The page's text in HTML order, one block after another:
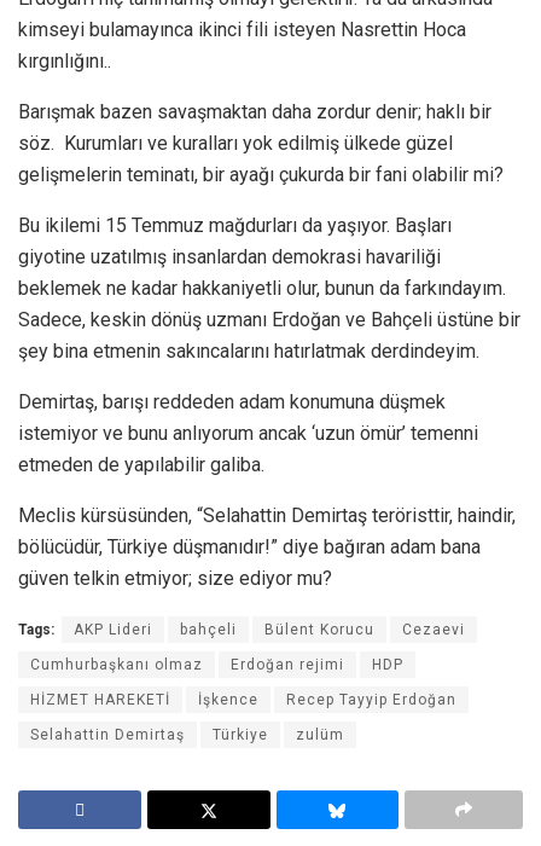
kimseyi bulamayınca ikinci fili isteyen Nasrettin Hoca
kırgınlığını..
Barışmak bazen savaşmaktan daha zordur denir; haklı bir
söz. Kurumları ve kuralları yok edilmiş ülkede güzel
gelişmelerin teminatı, bir ayağı çukurda bir fani olabilir mi?
Bu ikilemi 15 Temmuz mağdurları da yaşıyor. Başları
giyotine uzatılmış insanlardan demokrasi havariliği
beklemek ne kadar hakkaniyetli olur, bunun da farkındayım.
Sadece, keskin dönüş uzmanı Erdoğan ve Bahçeli üstüne bir
şey bina etmenin sakıncalarını hatırlatmak derdindeyim.
Demirtaş, barışı reddeden adam konumuna düşmek
istemiyor ve bunu anlıyorum ancak ‘uzun ömür’ temenni
etmeden de yapılabilir galiba.
Meclis kürsüsünden, “Selahattin Demirtaş teröristtir, haindir,
bölücüdür, Türkiye düşmanıdır!” diye bağıran adam bana
güven telkin etmiyor; size ediyor mu?
Tags: AKP Lideri bahçeli Bülent Korucu Cezaevi
Cumhurbaşkanı olmaz Erdoğan rejimi HDP
HİZMET HAREKETİ İşkence Recep Tayyip Erdoğan
Selahattin Demirtaş Türkiye zulüm